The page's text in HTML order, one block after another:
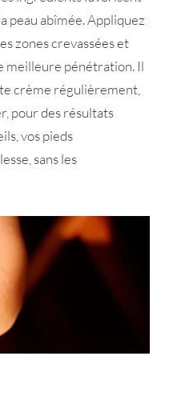
peau abîmée. Appliquez
zones crevassées et
meilleure pénétration. Il
crème régulièrement,
pour des résultats
vos pieds
sans les